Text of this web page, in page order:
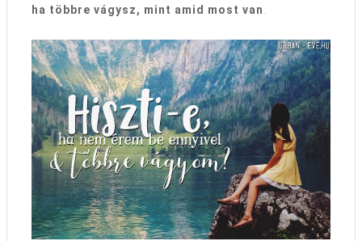
ha többre vágysz, mint amid most van.